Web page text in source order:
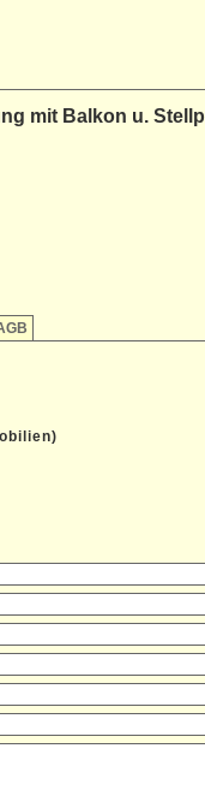
mit Balkon u.